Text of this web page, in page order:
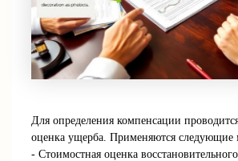
Для определения компенсации
оценка ущерба. Применяются следующие
- Стоимостная оценка